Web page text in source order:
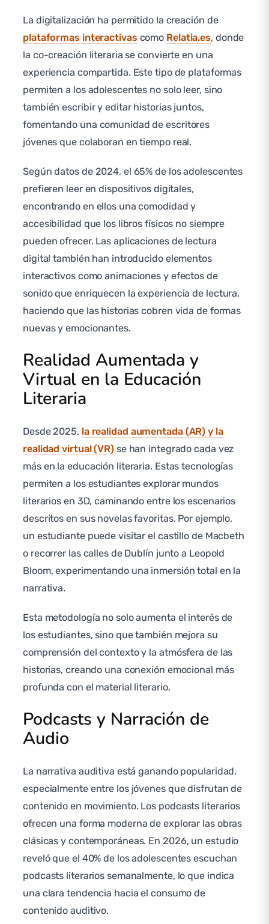
La digitalización ha permitido la creación de
plataformas interactivas como Relatia.es, donde
la co-creación literaria se convierte en una
experiencia compartida. Este tipo de plataformas
permiten a los adolescentes no solo leer, sino
también escribir y editar historias juntos,
fomentando una comunidad de escritores
jóvenes que colaboran en tiempo real.
Según datos de 2024, el 65% de los adolescentes
prefieren leer en dispositivos digitales,
encontrando en ellos una comodidad y
accesibilidad que los libros físicos no siempre
pueden ofrecer. Las aplicaciones de lectura
digital también han introducido elementos
interactivos como animaciones y efectos de
sonido que enriquecen la experiencia de lectura,
haciendo que las historias cobren vida de formas
nuevas y emocionantes.
Realidad Aumentada y
Virtual en la Educación
Literaria
Desde 2025, la realidad aumentada (AR) y la
realidad virtual (VR) se han integrado cada vez
más en la educación literaria. Estas tecnologías
permiten a los estudiantes explorar mundos
literarios en 3D, caminando entre los escenarios
descritos en sus novelas favoritas. Por ejemplo,
un estudiante puede visitar el castillo de Macbeth
o recorrer las calles de Dublín junto a Leopold
Bloom, experimentando una inmersión total en la
narrativa.
Esta metodología no solo aumenta el interés de
los estudiantes, sino que también mejora su
comprensión del contexto y la atmósfera de las
historias, creando una conexión emocional más
profunda con el material literario.
Podcasts y Narración de
Audio
La narrativa auditiva está ganando popularidad,
especialmente entre los jóvenes que disfrutan de
contenido en movimiento. Los podcasts literarios
ofrecen una forma moderna de explorar las obras
clásicas y contemporáneas. En 2026, un estudio
reveló que el 40% de los adolescentes escuchan
podcasts literarios semanalmente, lo que indica
una clara tendencia hacia el consumo de
contenido auditivo.